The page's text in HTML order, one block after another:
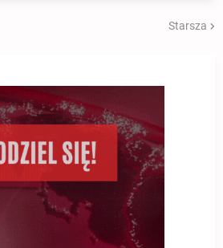
Starsza